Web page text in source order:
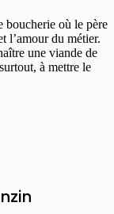
boucherie où le père
l’amour du métier.
une viande de
à mettre le